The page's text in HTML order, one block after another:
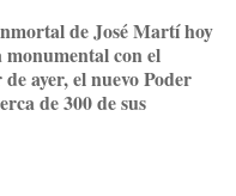
de José Martí hoy
con el
ayer, el nuevo Poder
de 300 de sus